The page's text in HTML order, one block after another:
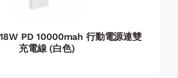
PD 10000mah 行動電源連雙
充電線 (白色)